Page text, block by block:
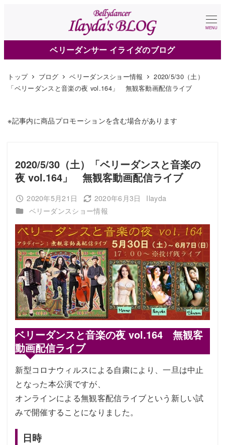
ン
テ
へ
MENU
ベリーダンサー イライダのブログ
トップ ブログ ベリーダンスショー情報
2020/5/30（土）
「ベリーダンスと音楽の夜 vol.164」 無観客動画配信ライブ
※記事内に商品プロモーションを含む場合があります
2020/5/30（土）「ベリーダンスと音楽の
夜 vol.164」 無観客動画配信ライブ
投稿日
2020年5月21日
更新日
2020年6月3日
著
Ilayda
カテゴリー
ベリーダンスショー情報
ベリーダンスと音楽の夜 vol.164 無観客
動画配信ライブ
新型コロナウィルスによる自粛により、一旦は中止
となった本公演ですが、
オンラインによる無観客配信ライブという新しい試
みで開催することになりました。
日時